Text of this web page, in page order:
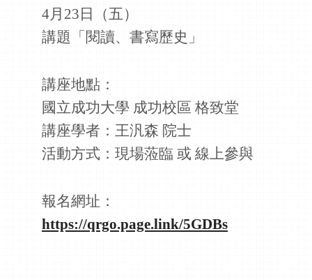
4月23日（五）
講題「閱讀、書寫歷史」
講座地點：
國立成功大學 成功校區 格致堂
講座學者：王汎森 院士
活動方式：現場蒞臨 或 線上參與
報名網址：
https://qrgo.page.link/5GDBs